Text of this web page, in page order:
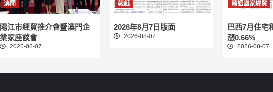
澳聞
陽江市經貿推介會暨澳門企
業家座談會
2026-08-07
報紙
2026年8月7日版面
2026-08-07
葡語國家經貿
巴西7月住宅
漲0.66%
2026-08-07